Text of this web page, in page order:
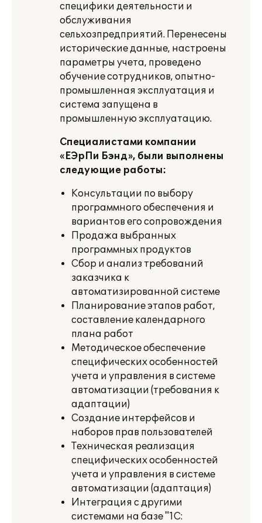
специфики деятельности и
обслуживания
сельхозпредприятий. Перенесены
исторические данные, настроены
параметры учета, проведено
обучение сотрудников, опытно-
промышленная эксплуатация и
система запущена в
промышленную эксплуатацию.
Специалистами компании
«ЕЭрПи Бэнд», были выполнены
следующие работы:
Консультации по выбору
программного обеспечения и
вариантов его сопровождения
Продажа выбранных
программных продуктов
Сбор и анализ требований
заказчика к
автоматизированной системе
Планирование этапов работ,
составление календарного
плана работ
Методическое обеспечение
специфических особенностей
учета и управления в системе
автоматизации (требования к
адаптации)
Создание интерфейсов и
наборов прав пользователей
Техническая реализация
специфических особенностей
учета и управления в системе
автоматизации (адаптация)
Интеграция с другими
системами на базе "1С: